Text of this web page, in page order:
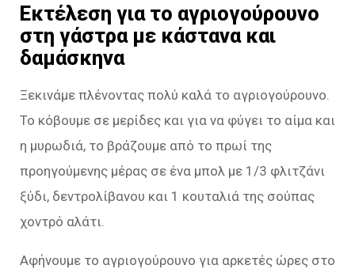
Εκτέλεση για το αγριογούρουνο
στη γάστρα με κάστανα και
δαμάσκηνα
Ξεκινάμε πλένοντας πολύ καλά το αγριογούρουνο.
Το κόβουμε σε μερίδες και για να φύγει το αίμα και
η μυρωδιά, το βράζουμε από το πρωί της
προηγούμενης μέρας σε ένα μπολ με 1/3 φλιτζάνι
ξύδι, δεντρολίβανου και 1 κουταλιά της σούπας
χοντρό αλάτι.
Αφήνουμε το αγριογούρουνο για αρκετές ώρες στο